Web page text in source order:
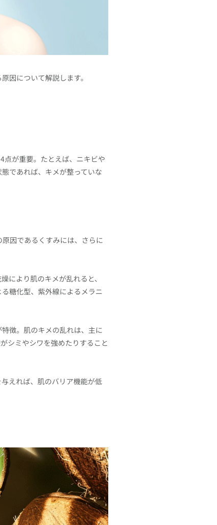
因について解説します。
点が重要。たとえば、ニキビや
であれば、キメが整っていな
因であるくすみには、さらに
により肌のキメが乱れると、
糖化型、紫外線によるメラニ
徴。肌のキメの乱れは、主に
シミやシワを強めたりすること
えれば、肌のバリア機能が低